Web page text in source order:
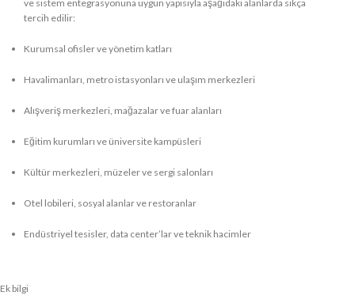
ve sistem entegrasyonuna uygun yapısıyla aşağıdaki alanlarda sıkça
tercih edilir:
Kurumsal ofisler ve yönetim katları
Havalimanları, metro istasyonları ve ulaşım merkezleri
Alışveriş merkezleri, mağazalar ve fuar alanları
Eğitim kurumları ve üniversite kampüsleri
Kültür merkezleri, müzeler ve sergi salonları
Otel lobileri, sosyal alanlar ve restoranlar
Endüstriyel tesisler, data center’lar ve teknik hacimler
Ek bilgi